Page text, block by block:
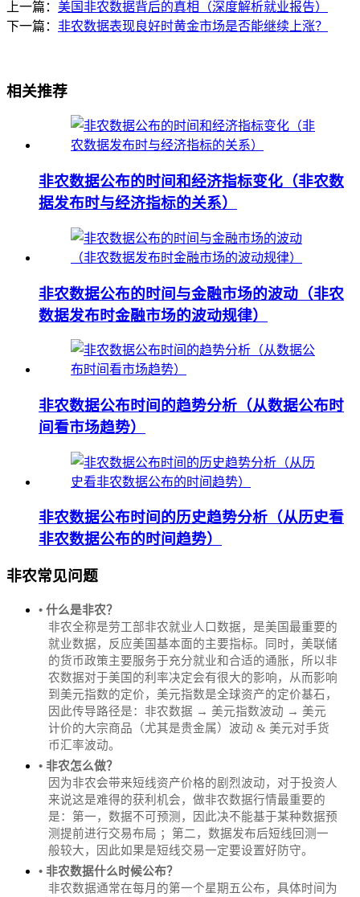
上一篇： 美国非农数据背后的真相（深度解析就业报告）
下一篇： 非农数据表现良好时黄金市场是否能继续上涨？
相关推荐
非农数据公布的时间和经济指标变化（非农数
据发布时与经济指标的关系）
非农数据公布的时间与金融市场的波动（非农
数据发布时金融市场的波动规律）
非农数据公布时间的趋势分析（从数据公布时
间看市场趋势）
非农数据公布时间的历史趋势分析（从历史看
非农数据公布的时间趋势）
非农常见问题
• 什么是非农？
非农全称是劳工部非农就业人口数据，是美国最重要的
就业数据，反应美国基本面的主要指标。同时，美联储
的货币政策主要服务于充分就业和合适的通胀，所以非
农数据对于美国的利率决定会有很大的影响，从而影响
到美元指数的定价，美元指数是全球资产的定价基石，
因此传导路径是：非农数据 → 美元指数波动 → 美元
计价的大宗商品（尤其是贵金属）波动 & 美元对手货
币汇率波动。
• 非农怎么做？
因为非农会带来短线资产价格的剧烈波动，对于投资人
来说这是难得的获利机会，做非农数据行情最重要的
是：第一，数据不可预测，因此决不能基于某种数据预
测提前进行交易布局 ；第二，数据发布后短线回测一
般较大，因此如果是短线交易一定要设置好防守。
• 非农数据什么时候公布？
‌非农数据通常在每月的第一个星期五公布，具体时间为